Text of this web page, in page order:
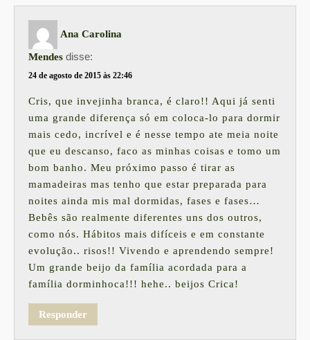
Ana Carolina
Mendes disse:
24 de agosto de 2015 às 22:46
Cris, que invejinha branca, é claro!! Aqui já senti
uma grande diferença só em coloca-lo para dormir
mais cedo, incrível e é nesse tempo ate meia noite
que eu descanso, faco as minhas coisas e tomo um
bom banho. Meu próximo passo é tirar as
mamadeiras mas tenho que estar preparada para
noites ainda mis mal dormidas, fases e fases…
Bebês são realmente diferentes uns dos outros,
como nós. Hábitos mais difíceis e em constante
evolução.. risos!! Vivendo e aprendendo sempre!
Um grande beijo da família acordada para a
família dorminhoca!!! hehe.. beijos Crica!
Responder